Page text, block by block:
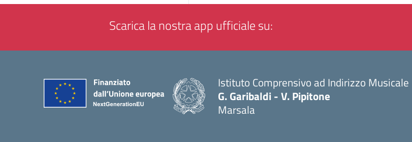
Scarica la nostra app ufficiale su:
Istituto Comprensivo ad Indirizzo Musicale
G. Garibaldi - V. Pipitone
Marsala